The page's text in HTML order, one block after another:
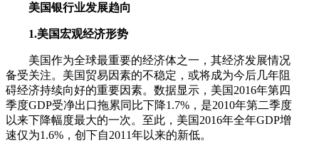
美国银行业发展趋向
1.美国宏观经济形势
美国作为全球最重要的经济体之一，其经济发展情况
备受关注。美国贸易因素的不稳定，或将成为今后几年阻
碍经济持续向好的重要因素。数据显示，美国2016年第四
季度GDP受净出口拖累同比下降1.7%，是2010年第二季度
以来下降幅度最大的一次。至此，美国2016年全年GDP增
速仅为1.6%，创下自2011年以来的新低。